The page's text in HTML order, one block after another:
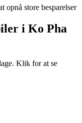
opnå store besparelser
i Ko Pha
Klik for at se